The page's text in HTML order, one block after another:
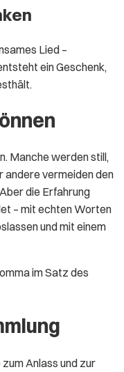
Lied –
ein Geschenk,
Manche werden still,
andere vermeiden den
die Erfahrung
– mit echten Worten
und mit einem
im Satz des
Anlass und zur